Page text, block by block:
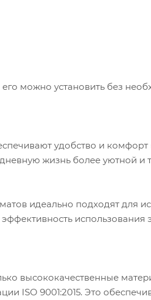
можно установить без
удобство и комфорт
жизнь более уютной и
идеально подходят для
использования
высококачественные
ISO 9001:2015. Это